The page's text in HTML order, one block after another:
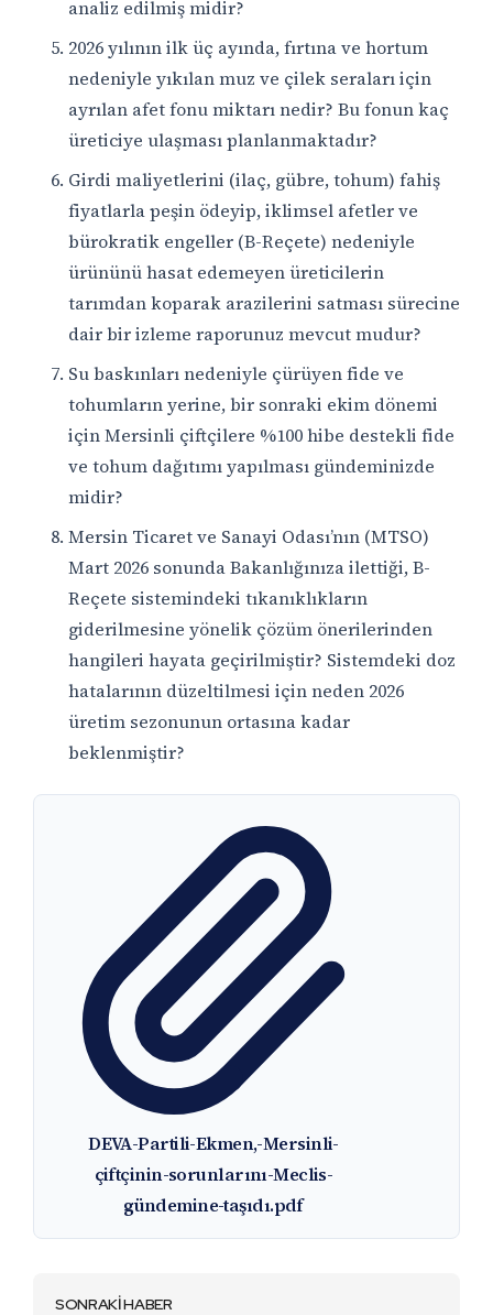
analiz edilmiş midir?
2026 yılının ilk üç ayında, fırtına ve hortum
nedeniyle yıkılan muz ve çilek seraları için
ayrılan afet fonu miktarı nedir? Bu fonun kaç
üreticiye ulaşması planlanmaktadır?
Girdi maliyetlerini (ilaç, gübre, tohum) fahiş
fiyatlarla peşin ödeyip, iklimsel afetler ve
bürokratik engeller (B-Reçete) nedeniyle
ürününü hasat edemeyen üreticilerin
tarımdan koparak arazilerini satması sürecine
dair bir izleme raporunuz mevcut mudur?
Su baskınları nedeniyle çürüyen fide ve
tohumların yerine, bir sonraki ekim dönemi
için Mersinli çiftçilere %100 hibe destekli fide
ve tohum dağıtımı yapılması gündeminizde
midir?
Mersin Ticaret ve Sanayi Odası’nın (MTSO)
Mart 2026 sonunda Bakanlığınıza ilettiği, B-
Reçete sistemindeki tıkanıklıkların
giderilmesine yönelik çözüm önerilerinden
hangileri hayata geçirilmiştir? Sistemdeki doz
hatalarının düzeltilmesi için neden 2026
üretim sezonunun ortasına kadar
beklenmiştir?
DEVA-Partili-Ekmen,-Mersinli-
çiftçinin-sorunlarını-Meclis-
gündemine-taşıdı.pdf
SONRAKİ HABER